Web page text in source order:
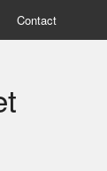
Contact